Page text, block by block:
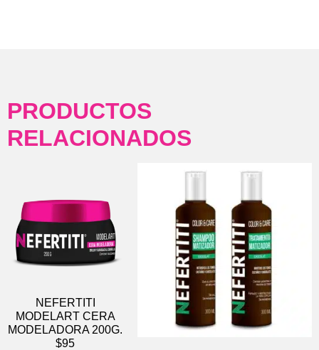
PRODUCTOS
RELACIONADOS
NEFERTITI
MODELART CERA
MODELADORA 200G.
$95